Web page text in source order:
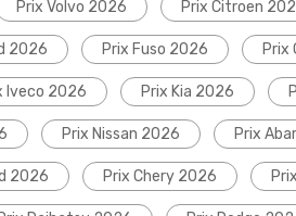
Prix Volvo 2026 Prix Citroen
2026 Prix Fuso 2026 Prix
Iveco 2026 Prix Kia 2026
Prix Nissan 2026 Prix
2026 Prix Chery 2026